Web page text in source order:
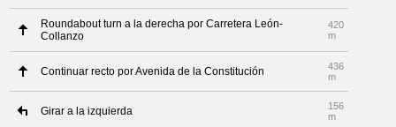
Roundabout turn a la derecha por Carretera León-
Collanzo
420
m
Continuar recto por Avenida de la Constitución
436
m
Girar a la izquierda
156
m